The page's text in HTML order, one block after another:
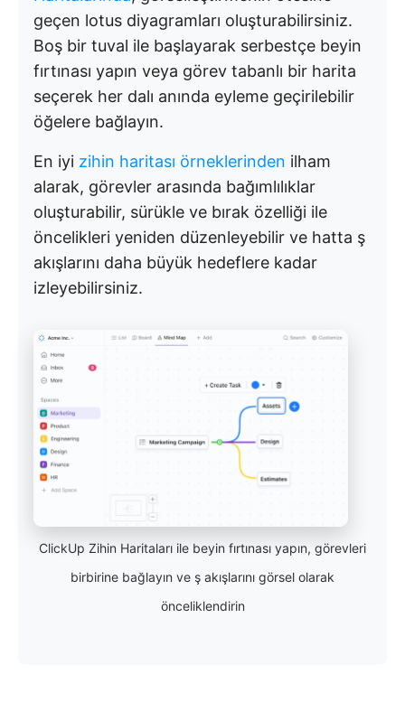
geçen lotus diyagramları oluşturabilirsiniz.
Boş bir tuval ile başlayarak serbestçe beyin
fırtınası yapın veya görev tabanlı bir harita
seçerek her dalı anında eyleme geçirilebilir
öğelere bağlayın.
En iyi zihin haritası örneklerinden ilham
alarak, görevler arasında bağımlılıklar
oluşturabilir, sürükle ve bırak özelliği ile
öncelikleri yeniden düzenleyebilir ve hatta ş
akışlarını daha büyük hedeflere kadar
izleyebilirsiniz.
ClickUp Zihin Haritaları ile beyin fırtınası yapın, görevleri
birbirine bağlayın ve ş akışlarını görsel olarak
önceliklendirin